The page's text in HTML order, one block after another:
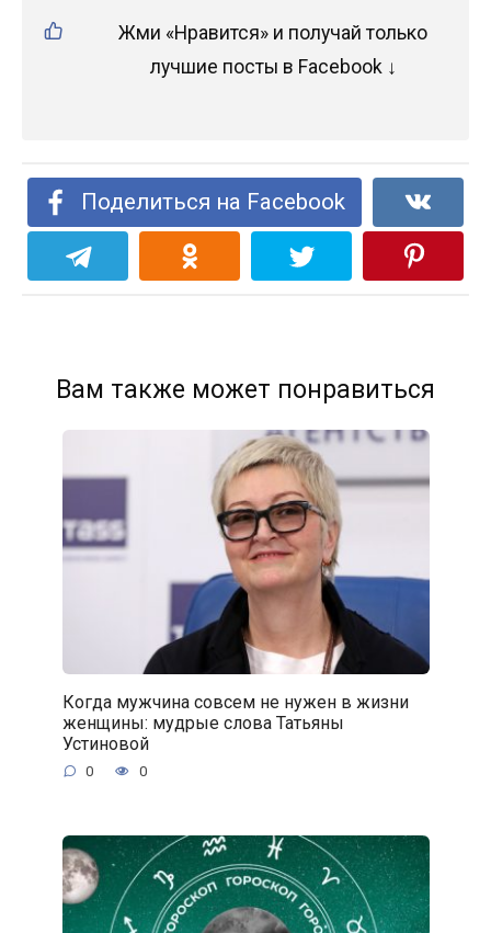
Жми «Нравится» и получай только
лучшие посты в Facebook ↓
Поделиться на Facebook
Вам также может понравиться
Когда мужчина совсем не нужен в жизни
женщины: мудрые слова Татьяны
Устиновой
0 0